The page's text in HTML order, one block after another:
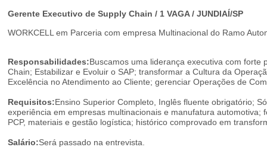
Gerente Executivo de Supply Chain / 1 VAGA / JUNDIAÍ/SP
WORKCELL em Parceria com empresa Multinacional do Ramo
Responsabilidades:Buscamos uma liderança executiva com
Chain; Estabilizar e Evoluir o SAP; transformar a Cultura da
Excelência no Atendimento ao Cliente; gerenciar Operações de
Requisitos:Ensino Superior Completo, Inglês fluente obrigatório;
experiência em empresas multinacionais e manufatura
PCP, materiais e gestão logística; histórico comprovado em
Salário:Será passado na entrevista.